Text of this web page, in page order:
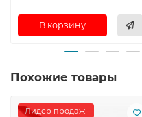
В корзину
Похожие товары
Лидер продаж!